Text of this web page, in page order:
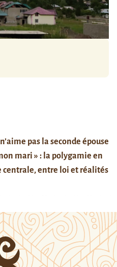
n’aime pas la seconde épouse
mari » : la polygamie en
centrale, entre loi et réalités